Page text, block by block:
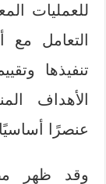
للعمليات
التعامل
تنفيذها
الأهداف
عنصرًا
وقد ظهر